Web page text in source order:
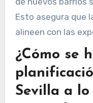
Esto asegura que
alineen con las
¿Cómo se
Sevilla a